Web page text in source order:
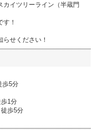
イツリーライン（半蔵門
！
せください！
歩5分
1分
歩5分